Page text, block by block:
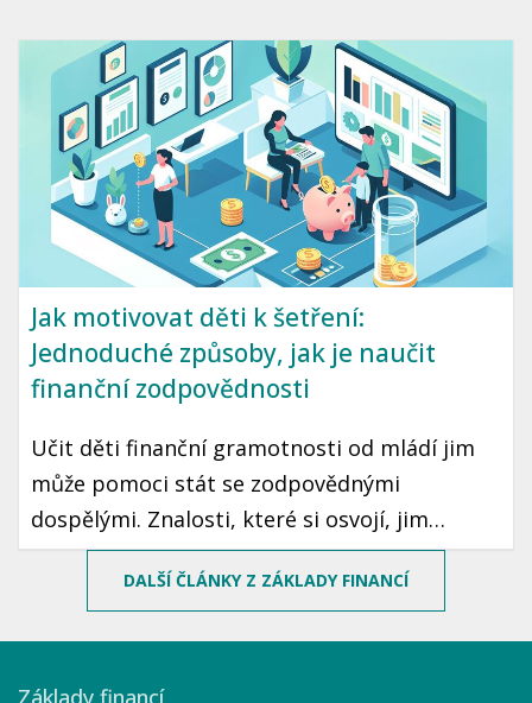
jednoduše a prakticky.
Jak motivovat děti k šetření:
Jednoduché způsoby, jak je naučit
finanční zodpovědnosti
Učit děti finanční gramotnosti od mládí jim
může pomoci stát se zodpovědnými
dospělými. Znalosti, které si osvojí, jim
mohou sloužit po celý život. Prozradíme vám,
jak motivovat děti k šetření peněz pomocí
DALŠÍ ČLÁNKY Z ZÁKLADY FINANCÍ
Základy financí